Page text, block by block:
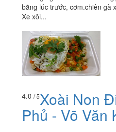
bằng lúc trước, cơm.chiên gà
Xe xôi...
4.0 / 5Xoài Non
Phủ - Võ Văn